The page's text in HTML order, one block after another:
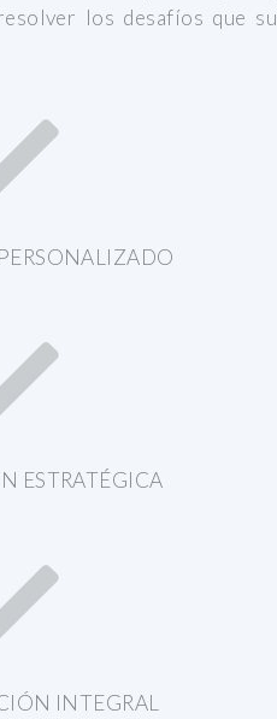
los desafíos que su
ESTRATÉGICA
INTEGRAL